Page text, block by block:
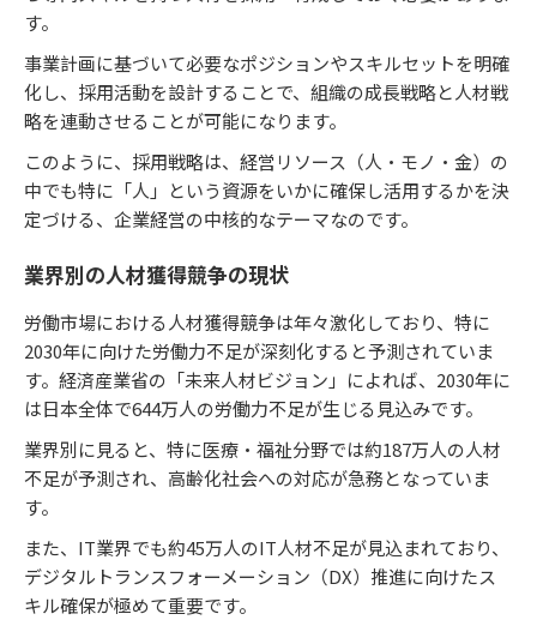
す。
事業計画に基づいて必要なポジションやスキルセットを明確
化し、採用活動を設計することで、組織の成長戦略と人材戦
略を連動させることが可能になります。
このように、採用戦略は、経営リソース（人・モノ・金）の
中でも特に「人」という資源をいかに確保し活用するかを決
定づける、企業経営の中核的なテーマなのです。
業界別の人材獲得競争の現状
労働市場における人材獲得競争は年々激化しており、特に
2030年に向けた労働力不足が深刻化すると予測されていま
す。経済産業省の「未来人材ビジョン」によれば、2030年に
は日本全体で644万人の労働力不足が生じる見込みです。
業界別に見ると、特に医療・福祉分野では約187万人の人材
不足が予測され、高齢化社会への対応が急務となっていま
す。
また、IT業界でも約45万人のIT人材不足が見込まれており、
デジタルトランスフォーメーション（DX）推進に向けたス
キル確保が極めて重要です。